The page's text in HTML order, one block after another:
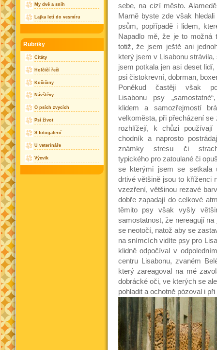
sebe, na cizí město.
Marně byste zde však
psům, popřípadě i lidem,
Napadlo mě, že je to
totiž, že jsem ještě ani
který jsem v Lisabonu
jsem potkala jen asi deset
psi čistokrevní, dobrman,
Poněkud častěji však
Lisabonu psy
klidem a samozřejmostí
velkoměsta, při přecházení se
rozhlížejí, k chůzi používají
chodník a naprosto
známky stresu či
typického pro zatoulané či
se kterými jsem se setkala
drtivé většině jsou to kříženci
vzezření, většinou rezavé
dobře zapadají do celkové
těmito psy však vyšly
samostatnost, že nereagují
se neotočí, natož aby se
na snímcích vidíte psy pro
klidně odpočíval v
centru Lisabonu, zvaném
který zareagoval na mé
dobrácké oči, ve kterých se
pohladit a ochotně pózoval i
My dvě a sníh
Lajka letí do vesmíru
Rubriky
Citáty
Holčičí řeči
Kočičiny
Návštěvy
O psích zvycích
Psí život
S fotogalerií
U veterináře
Výcvik